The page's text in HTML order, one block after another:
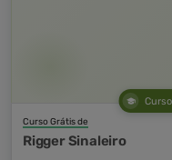
Curso Grátis de
Rigger Sinaleiro